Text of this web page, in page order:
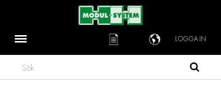
LOGGA IN
Sök